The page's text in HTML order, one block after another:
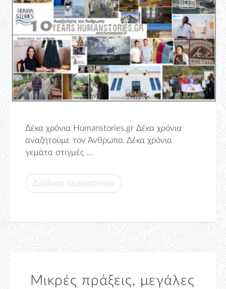
Δέκα χρόνια Humanstories.gr Δέκα χρόνια
αναζητούμε τον Άνθρωπο. Δέκα χρόνια
γεμάτα στιγμές ...
Διάβασε περισσότερα
Μικρές πράξεις, μεγάλες